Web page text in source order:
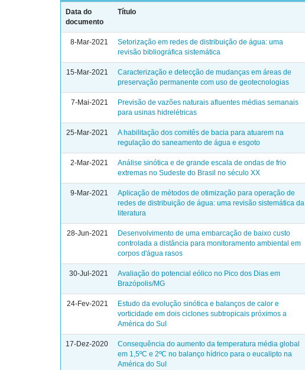
Data do
documento
Título
8-Mar-2021
Setorização em redes de distribuição de água: uma
revisão bibliográfica sistemática
15-Mar-2021
Caracterização e detecção de mudanças em áreas de
preservação permanente com uso de geotecnologias
7-Mai-2021
Previsão de vazões naturais afluentes médias semanais
para usinas hidrelétricas
25-Mar-2021
A habilitação dos comitês de bacia para atuarem na
regulação do saneamento de água e esgoto
2-Mar-2021
Análise sinótica e de grande escala de ondas de frio
extremas no Sudeste do Brasil no século XX
9-Mar-2021
Aplicação de métodos de otimização para operação de
redes de distribuição de água: uma revisão sistemática da
literatura
28-Jun-2021
Desenvolvimento de uma embarcação de baixo custo
controlada a distância para monitoramento ambiental em
corpos d'água rasos
30-Jul-2021
Avaliação do potencial eólico no Pico dos Dias em
Brazópolis/MG
24-Fev-2021
Estudo da evolução sinótica e balanços de calor e
vorticidade em dois ciclones subtropicais próximos a
América do Sul
17-Dez-2020
Consequência do aumento da temperatura média global
em 1,5ºC e 2ºC no balanço hídrico para o eucalipto na
América do Sul